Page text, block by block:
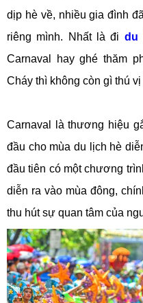
dịp hè về, nhiều gia đình
riêng mình. Nhất là đi du
Carnaval hay ghé thăm
Cháy thì không còn gì thú vị
Carnaval là thương hiệu
đầu cho mùa du lịch hè
đầu tiên có một chương
diễn ra vào mùa đông,
thu hút sự quan tâm của